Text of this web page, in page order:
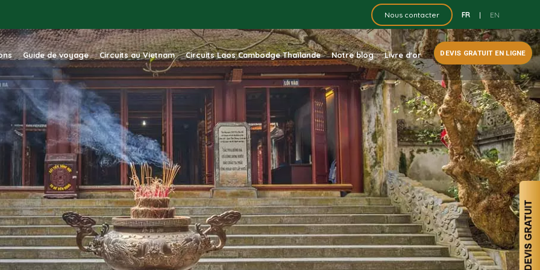
Nous contacter FR | EN
Guide de voyage Circuits au Vietnam Circuits Laos Cambodge Thaïlande Notre blog Livre d'or DEVIS GRATUIT EN LIGNE